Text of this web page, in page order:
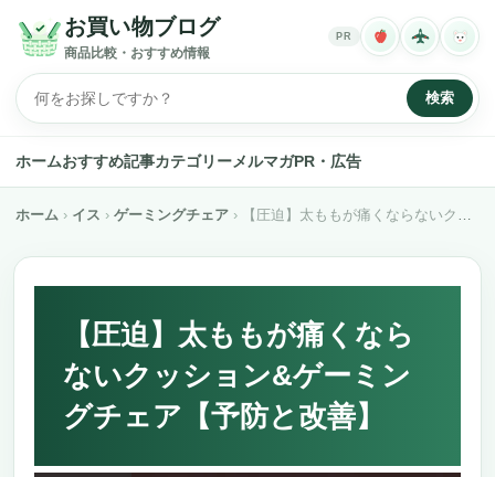
お買い物ブログ
商品比較・おすすめ情報
検索
PR
ホームおすすめ記事カテゴリーメルマガPR・広告
ホーム イス ゲーミングチェア 【圧迫】太ももが痛くならないクッション&ゲーミングチェア【予防と改善】
【圧迫】太ももが痛くなら
ないクッション&ゲーミン
グチェア【予防と改善】